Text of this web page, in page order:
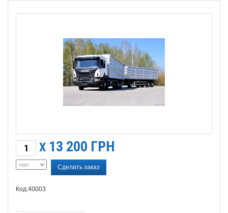
X 13 200 ГРН
Сделать заказ
Код:40003